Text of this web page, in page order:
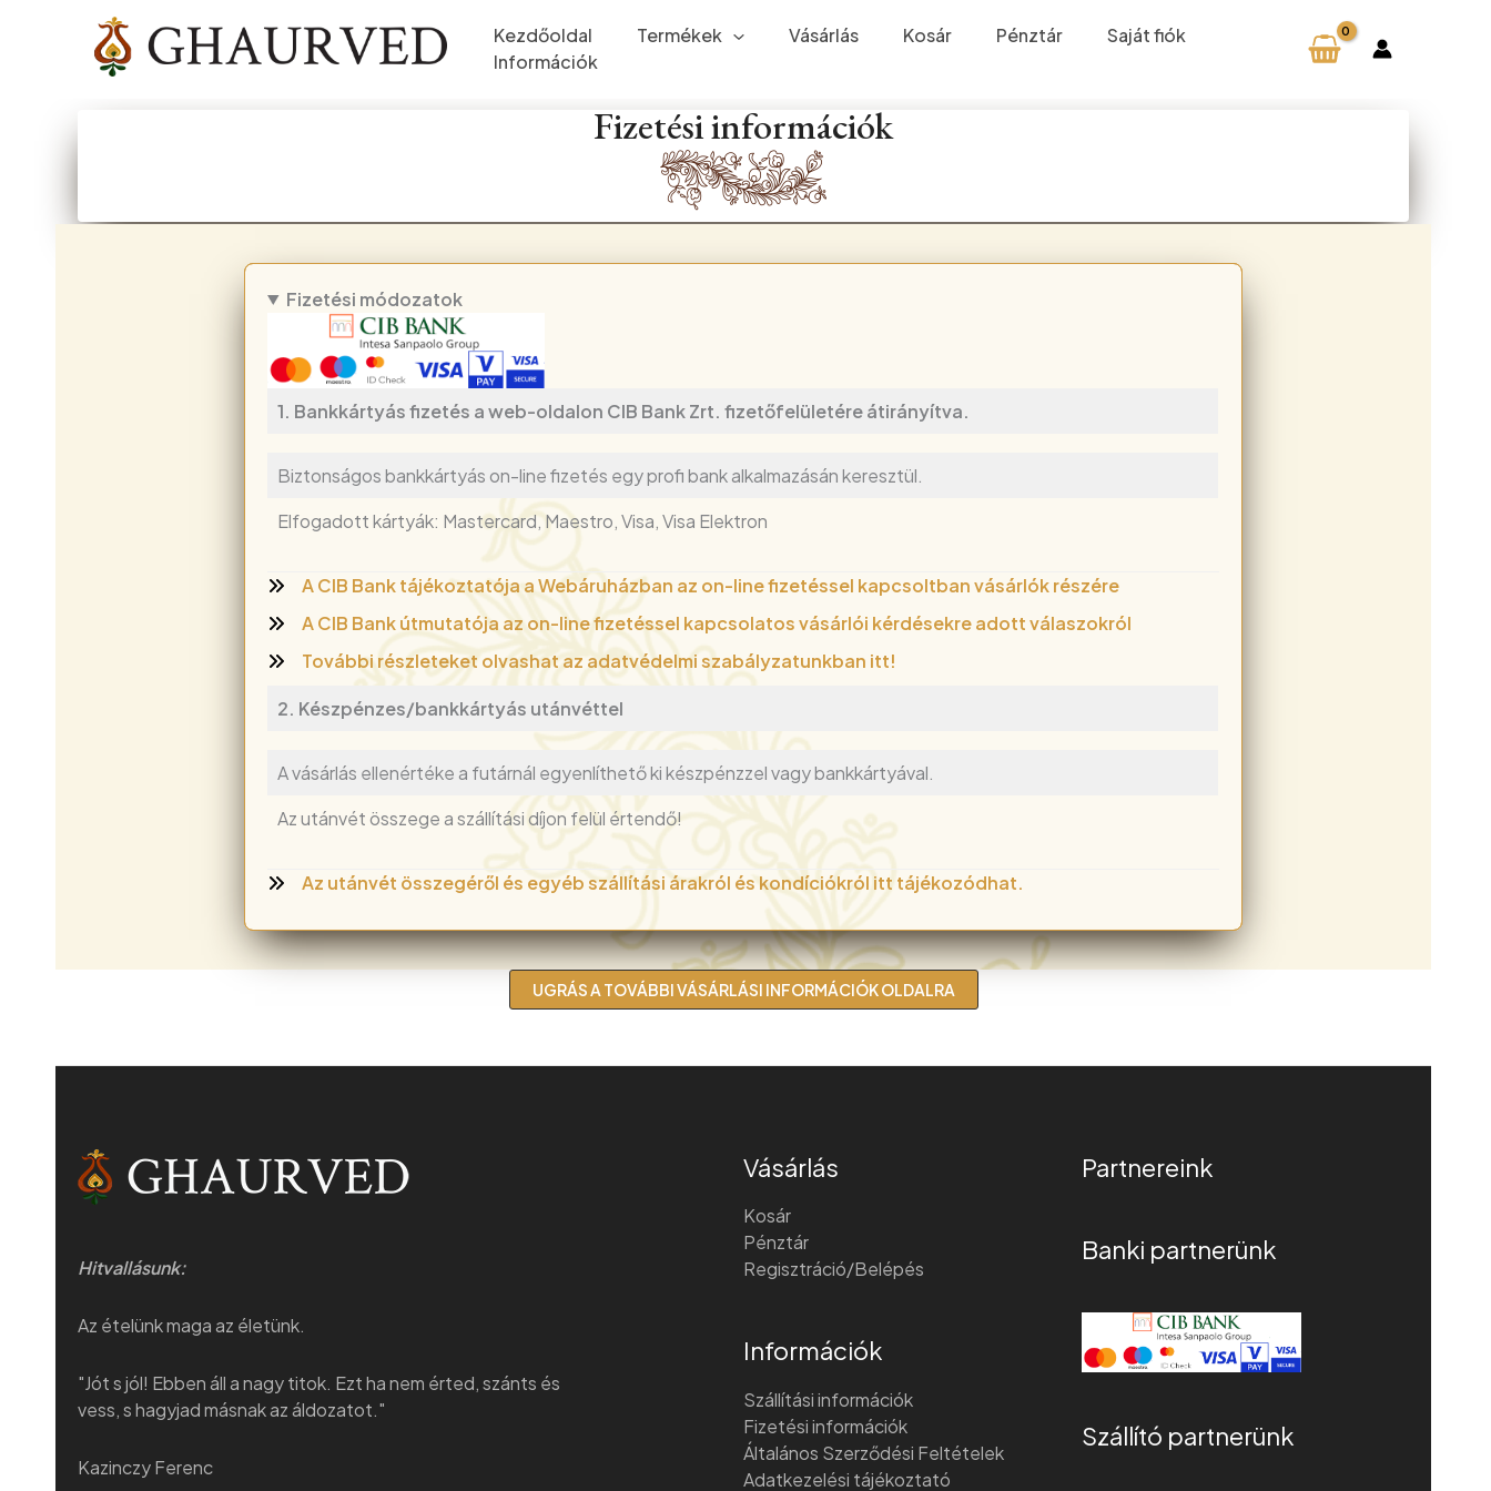
content
Kezdőoldal Termékek Vásárlás Kosár Pénztár
Saját fiók
Információk
Fizetési információk
Fizetési módozatok
1. Bankkártyás fizetés a web-oldalon CIB Bank Zrt. fizetőfelületére átirányítva.
Biztonságos bankkártyás on-line fizetés egy profi bank alkalmazásán keresztül.
Elfogadott kártyák: Mastercard, Maestro, Visa, Visa Elektron
A CIB Bank tájékoztatója a Webáruházban az on-line fizetéssel kapcsoltban vásárlók részére
A CIB Bank útmutatója az on-line fizetéssel kapcsolatos vásárlói kérdésekre adott válaszokról
További részleteket olvashat az adatvédelmi szabályzatunkban itt!
2. Készpénzes/bankkártyás utánvéttel
A vásárlás ellenértéke a futárnál egyenlíthető ki készpénzzel vagy bankkártyával.
Az utánvét összege a szállítási díjon felül értendő!
Az utánvét összegéről és egyéb szállítási árakról és kondíciókról itt tájékozódhat.
UGRÁS A TOVÁBBI VÁSÁRLÁSI INFORMÁCIÓK OLDALRA
Hitvallásunk:
Az ételünk maga az életünk.
"Jót s jól! Ebben áll a nagy titok. Ezt ha nem érted, szánts és
vess, s hagyjad másnak az áldozatot."
Kazinczy Ferenc
Vásárlás
Kosár
Pénztár
Regisztráció/Belépés
Információk
Szállítási információk
Fizetési információk
Általános Szerződési Feltételek
Adatkezelési tájékoztató
Partnereink
Banki partnerünk
Szállító partnerünk